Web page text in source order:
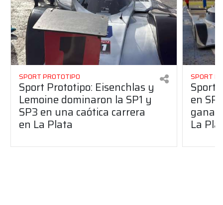
SPORT PROTOTIPO
Sport Prototipo: Eisenchlas y
Lemoine dominaron la SP1 y
SP3 en una caótica carrera
en La Plata
SPORT
Sport
en
La